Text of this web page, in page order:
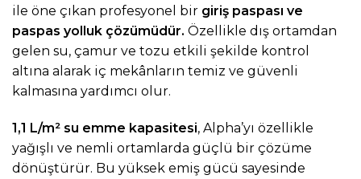
ile öne çıkan profesyonel bir giriş paspası ve
paspas yolluk çözümüdür. Özellikle dış ortamdan
gelen su, çamur ve tozu etkili şekilde kontrol
altına alarak iç mekânların temiz ve güvenli
kalmasına yardımcı olur.
1,1 L/m² su emme kapasitesi, Alpha’yı özellikle
yağışlı ve nemli ortamlarda güçlü bir çözüme
dönüştürür. Bu yüksek emiş gücü sayesinde